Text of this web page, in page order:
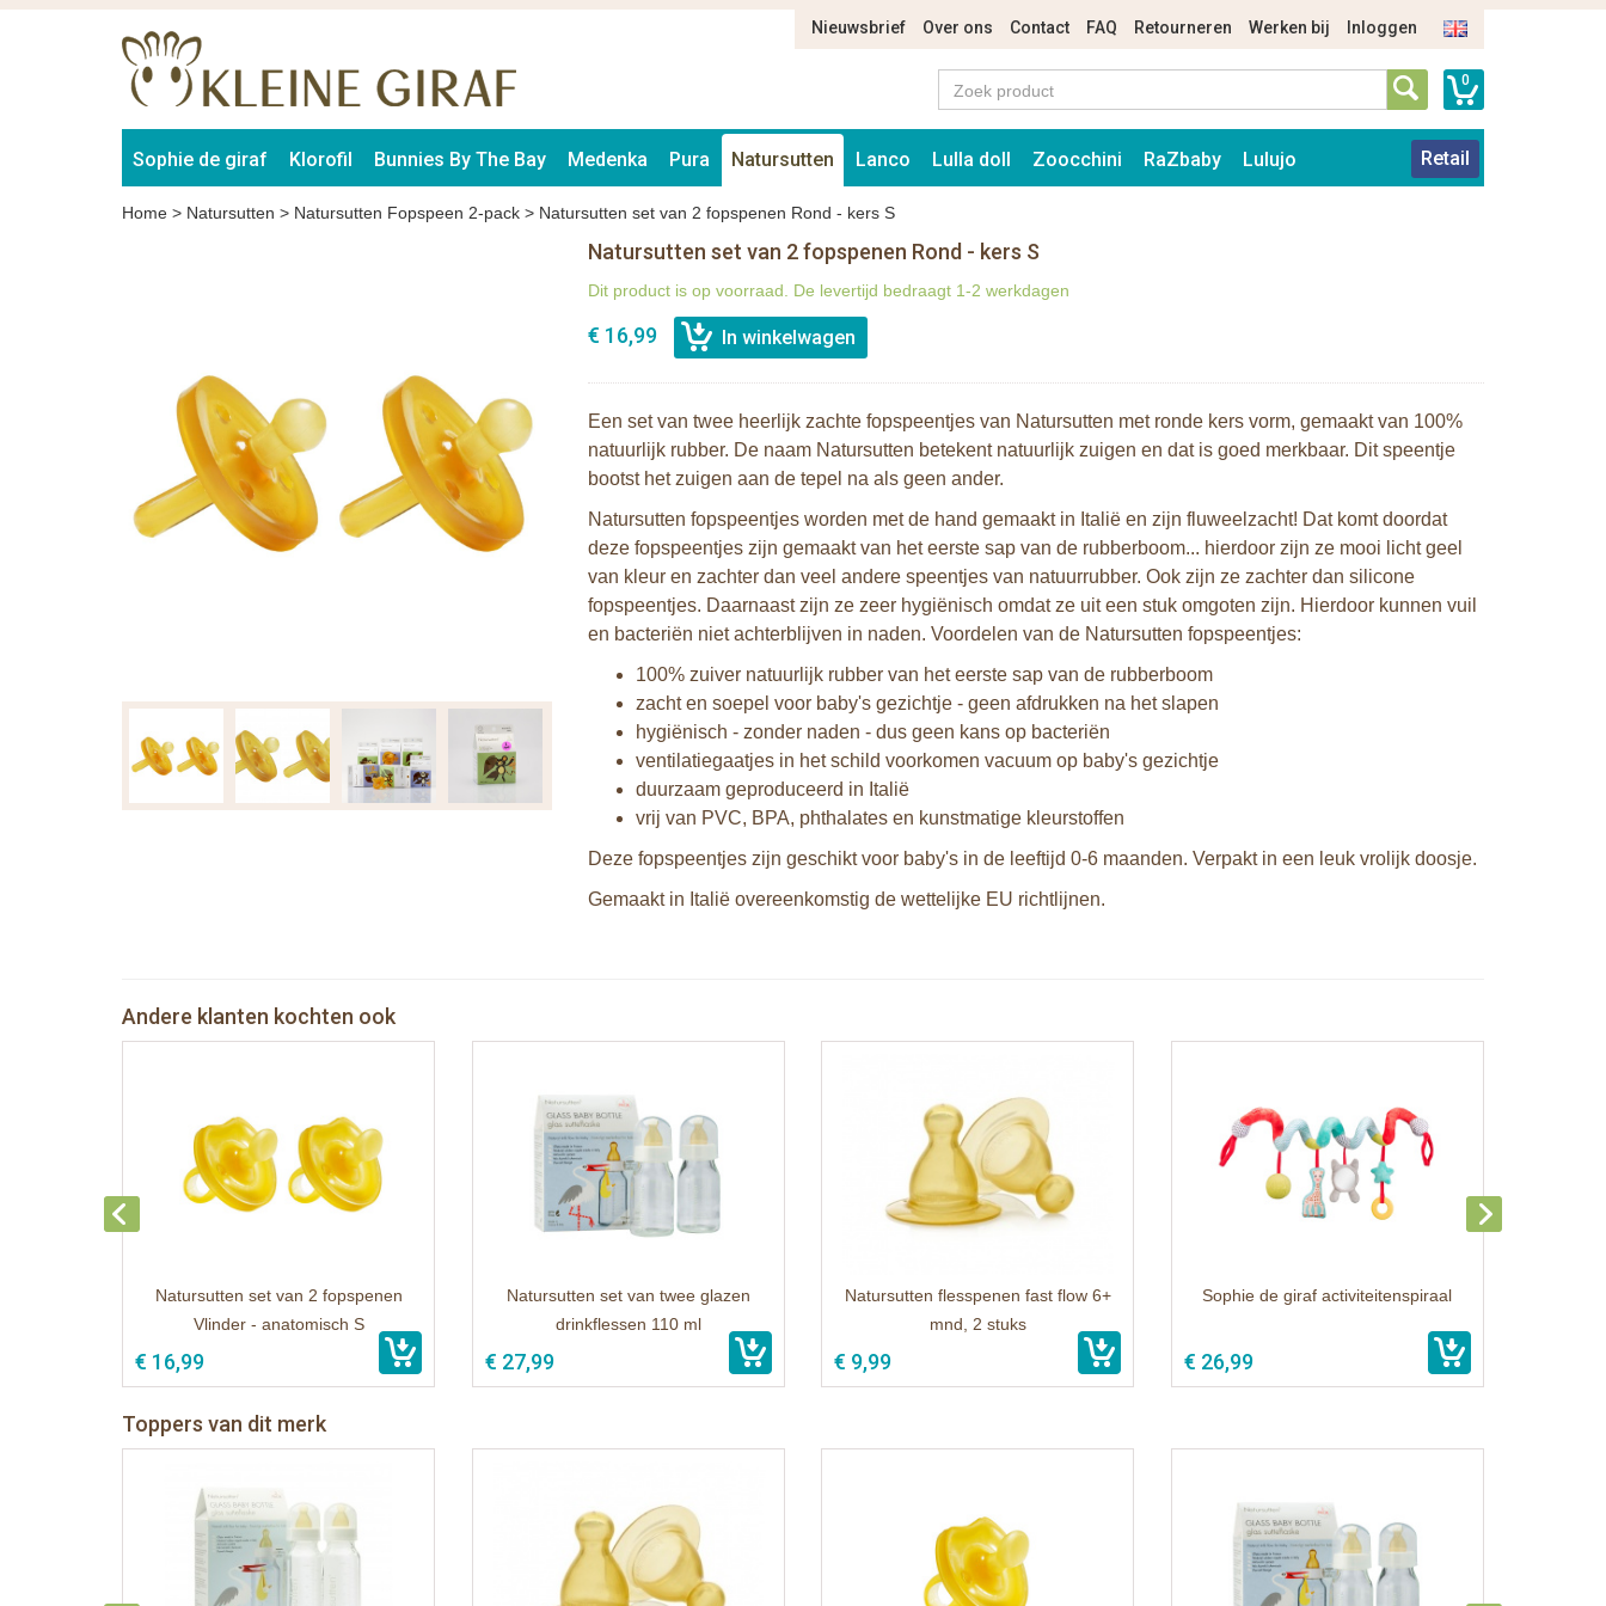
Nieuwsbrief Over ons Contact FAQ Retourneren Werken bij Inloggen
0
Sophie de giraf Klorofil Bunnies By The Bay Medenka Pura Natursutten Lanco Lulla doll Zoocchini RaZbaby Lulujo Retail
Home > Natursutten > Natursutten Fopspeen 2-pack > Natursutten set van 2 fopspenen Rond - kers S
Natursutten set van 2 fopspenen Rond - kers S
Dit product is op voorraad. De levertijd bedraagt 1-2 werkdagen
€ 16,99
Een set van twee heerlijk zachte fopspeentjes van Natursutten met ronde kers vorm, gemaakt van 100%
natuurlijk rubber. De naam Natursutten betekent natuurlijk zuigen en dat is goed merkbaar. Dit speentje
bootst het zuigen aan de tepel na als geen ander.
Natursutten fopspeentjes worden met de hand gemaakt in Italië en zijn fluweelzacht! Dat komt doordat
deze fopspeentjes zijn gemaakt van het eerste sap van de rubberboom... hierdoor zijn ze mooi licht geel
van kleur en zachter dan veel andere speentjes van natuurrubber. Ook zijn ze zachter dan silicone
fopspeentjes. Daarnaast zijn ze zeer hygiënisch omdat ze uit een stuk omgoten zijn. Hierdoor kunnen vuil
en bacteriën niet achterblijven in naden. Voordelen van de Natursutten fopspeentjes:
100% zuiver natuurlijk rubber van het eerste sap van de rubberboom
zacht en soepel voor baby's gezichtje - geen afdrukken na het slapen
hygiënisch - zonder naden - dus geen kans op bacteriën
ventilatiegaatjes in het schild voorkomen vacuum op baby's gezichtje
duurzaam geproduceerd in Italië
vrij van PVC, BPA, phthalates en kunstmatige kleurstoffen
Deze fopspeentjes zijn geschikt voor baby's in de leeftijd 0-6 maanden. Verpakt in een leuk vrolijk doosje.
Gemaakt in Italië overeenkomstig de wettelijke EU richtlijnen.
Andere klanten kochten ook
Natursutten set van 2 fopspenen
Vlinder - anatomisch S
€ 16,99
Natursutten set van twee glazen
drinkflessen 110 ml
€ 27,99
Natursutten flesspenen fast flow 6+
mnd, 2 stuks
€ 9,99
Sophie de giraf activiteitenspiraal
€ 26,99
Toppers van dit merk